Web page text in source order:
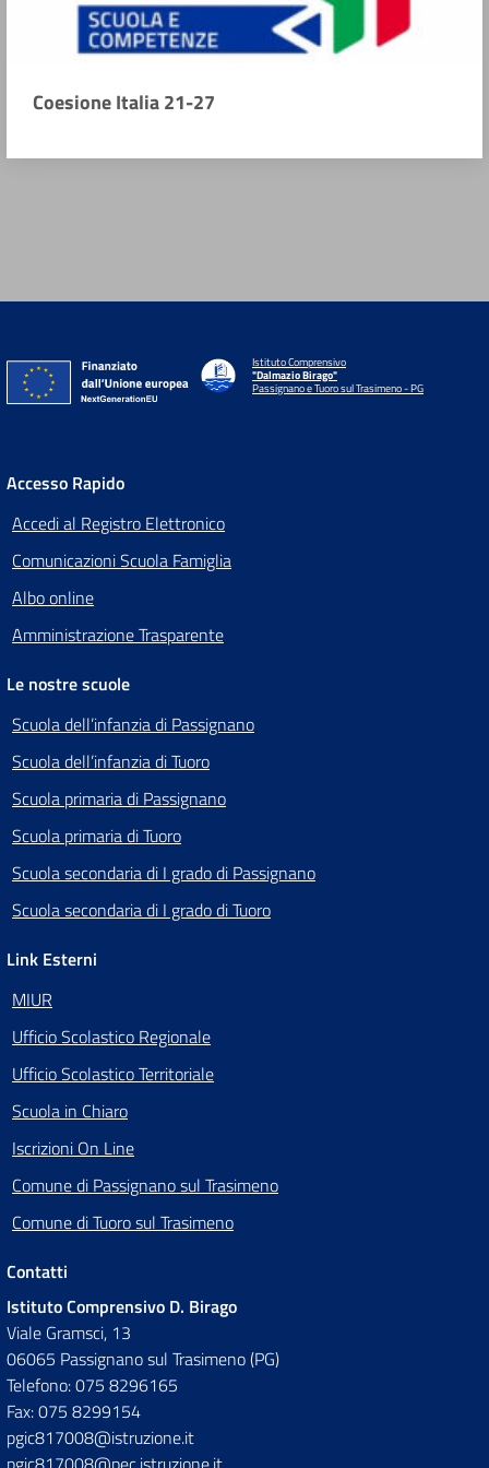
Coesione Italia 21-27
Istituto Comprensivo
"Dalmazio Birago"
Passignano e Tuoro sul Trasimeno - PG
Accesso Rapido
Accedi al Registro Elettronico
Comunicazioni Scuola Famiglia
Albo online
Amministrazione Trasparente
Le nostre scuole
Scuola dell’infanzia di Passignano
Scuola dell’infanzia di Tuoro
Scuola primaria di Passignano
Scuola primaria di Tuoro
Scuola secondaria di I grado di Passignano
Scuola secondaria di I grado di Tuoro
Link Esterni
MIUR
Ufficio Scolastico Regionale
Ufficio Scolastico Territoriale
Scuola in Chiaro
Iscrizioni On Line
Comune di Passignano sul Trasimeno
Comune di Tuoro sul Trasimeno
Contatti
Istituto Comprensivo D. Birago
Viale Gramsci, 13
06065 Passignano sul Trasimeno (PG)
Telefono: 075 8296165
Fax: 075 8299154
pgic817008@istruzione.it